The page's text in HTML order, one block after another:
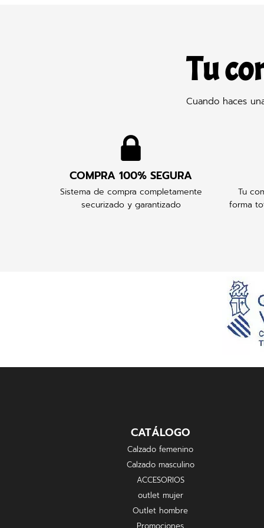
Tu
Cuando haces
COMPRA 100% SEGURA
Sistema de compra completamente
securizado y garantizado
Tu
forma
CATÁLOGO
Calzado femenino
Calzado masculino
ACCESORIOS
outlet mujer
Outlet hombre